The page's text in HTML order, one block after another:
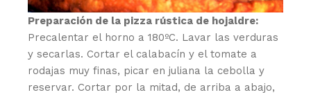
Preparación de la pizza rústica de hojaldre:
Precalentar el horno a 180ºC. Lavar las verduras
y secarlas. Cortar el calabacín y el tomate a
rodajas muy finas, picar en juliana la cebolla y
reservar. Cortar por la mitad, de arriba a abajo,